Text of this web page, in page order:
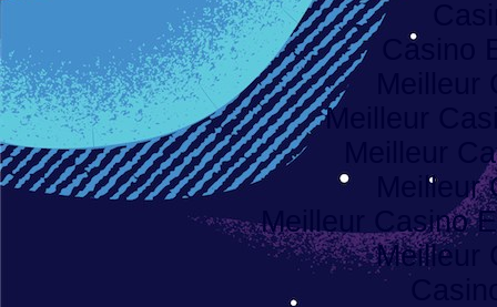
Casino
Meilleur
Meilleur
Meilleur Casino
Meilleur